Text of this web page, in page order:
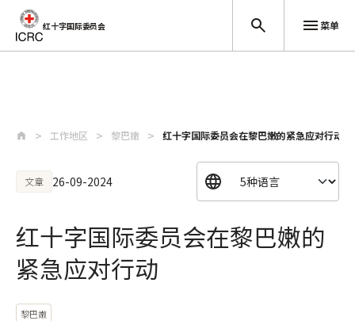
红十字国际委员会 菜单
工作地区 黎巴嫩 红十字国际委员会在黎巴嫩的紧急应对行动
文章 26-09-2024
红十字国际委员会在黎巴嫩的
紧急应对行动
黎巴嫩